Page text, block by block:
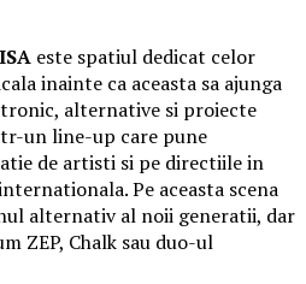
este spatiul dedicat celor
inainte ca aceasta sa ajunga
alternative si proiecte
un line-up care pune
de artisti si pe directiile in
Pe aceasta scena
alternativ al noii generatii, dar
ZEP, Chalk sau duo-ul